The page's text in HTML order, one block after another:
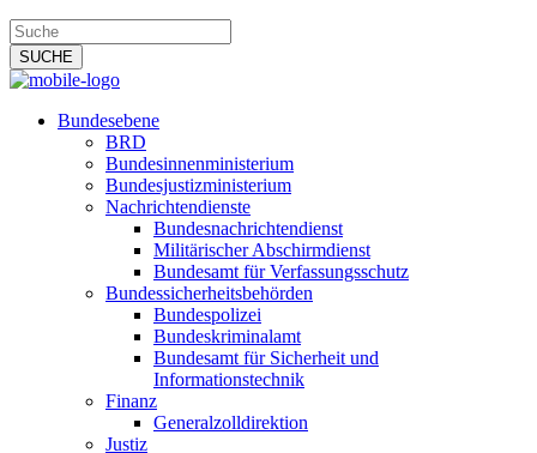
Bundesebene
BRD
Bundesinnenministerium
Bundesjustizministerium
Nachrichtendienste
Bundesnachrichtendienst
Militärischer Abschirmdienst
Bundesamt für Verfassungsschutz
Bundessicherheitsbehörden
Bundespolizei
Bundeskriminalamt
Bundesamt für Sicherheit und
Informationstechnik
Finanz
Generalzolldirektion
Justiz